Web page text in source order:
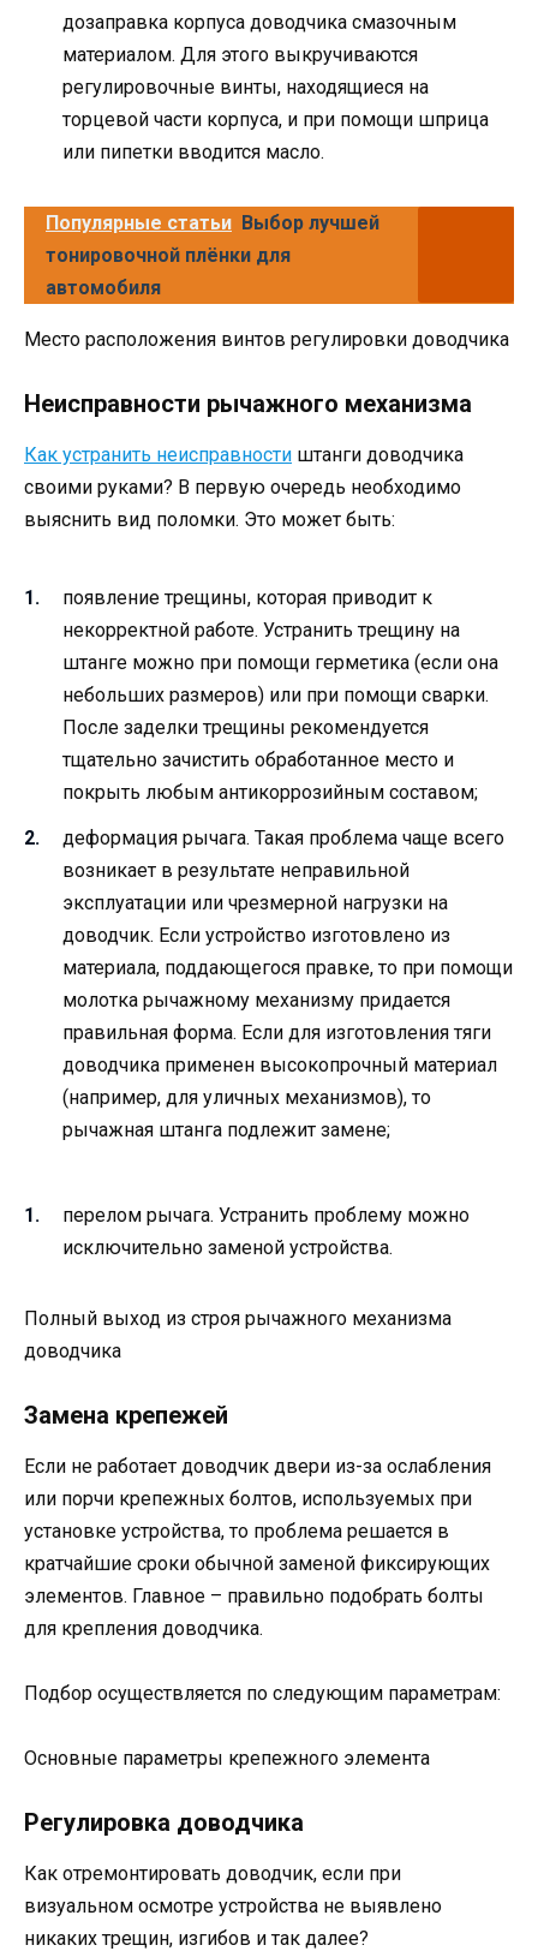
дозаправка корпуса доводчика смазочным
материалом. Для этого выкручиваются
регулировочные винты, находящиеся на
торцевой части корпуса, и при помощи шприца
или пипетки вводится масло.
Популярные статьи Выбор лучшей
тонировочной плёнки для
автомобиля
Место расположения винтов регулировки доводчика
Неисправности рычажного механизма
Как устранить неисправности штанги доводчика
своими руками? В первую очередь необходимо
выяснить вид поломки. Это может быть:
появление трещины, которая приводит к
некорректной работе. Устранить трещину на
штанге можно при помощи герметика (если она
небольших размеров) или при помощи сварки.
После заделки трещины рекомендуется
тщательно зачистить обработанное место и
покрыть любым антикоррозийным составом;
деформация рычага. Такая проблема чаще всего
возникает в результате неправильной
эксплуатации или чрезмерной нагрузки на
доводчик. Если устройство изготовлено из
материала, поддающегося правке, то при помощи
молотка рычажному механизму придается
правильная форма. Если для изготовления тяги
доводчика применен высокопрочный материал
(например, для уличных механизмов), то
рычажная штанга подлежит замене;
перелом рычага. Устранить проблему можно
исключительно заменой устройства.
Полный выход из строя рычажного механизма
доводчика
Замена крепежей
Если не работает доводчик двери из-за ослабления
или порчи крепежных болтов, используемых при
установке устройства, то проблема решается в
кратчайшие сроки обычной заменой фиксирующих
элементов. Главное – правильно подобрать болты
для крепления доводчика.
Подбор осуществляется по следующим параметрам:
Основные параметры крепежного элемента
Регулировка доводчика
Как отремонтировать доводчик, если при
визуальном осмотре устройства не выявлено
никаких трещин, изгибов и так далее?